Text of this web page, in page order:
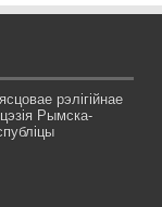
рэлігійнае
Рымска-